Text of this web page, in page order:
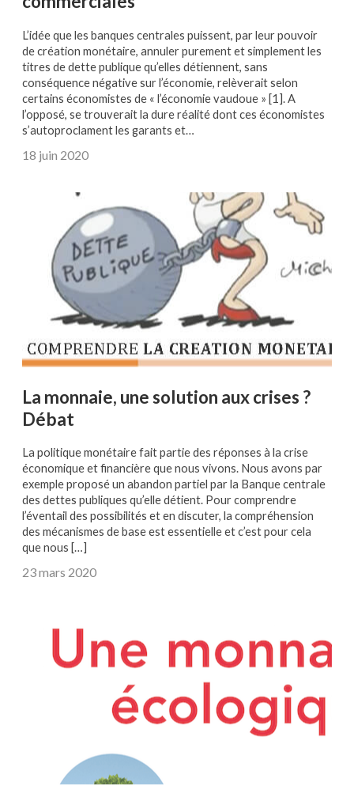
L’idée que les banques centrales puissent, par leur pouvoir
de création monétaire, annuler purement et simplement les
titres de dette publique qu’elles détiennent, sans
conséquence négative sur l’économie, relèverait selon
certains économistes de « l’économie vaudoue » [1]. A
l’opposé, se trouverait la dure réalité dont ces économistes
s’autoproclament les garants et…
18 juin 2020
La monnaie, une solution aux crises ?
Débat
La politique monétaire fait partie des réponses à la crise
économique et financière que nous vivons. Nous avons par
exemple proposé un abandon partiel par la Banque centrale
des dettes publiques qu’elle détient. Pour comprendre
l’éventail des possibilités et en discuter, la compréhension
des mécanismes de base est essentielle et c’est pour cela
que nous […]
23 mars 2020